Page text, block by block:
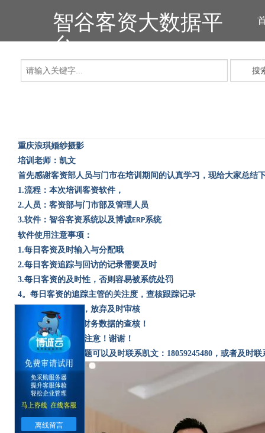
离线留言
智谷客资大数据平
台
搜
重庆浪琪婚纱摄影
培训老师：凯文
首先感谢客资部人员与门市在培训期间的认真学习，现给大家总结
1.流程：本次培训客资软件，
2. 人员：客资部与门市部及管理人员
3.软件：智谷客资系统以及博诚ERP系统
软件使用注意事项：
1.每日客资及时输入与分配哦
2.每日客资追踪与回访的记录需要及时
3.每日客资的及时性，否则容易被系统处罚
4。每日客资的追踪主管的关注度，查核跟踪记录
客资基金，成交，放弃及时审核
客资分析数据与财务数据的查核！
以上内容，请各位注意！谢谢！
日后软件有什么问题可以及时联系凯文： 18059245480 ，或者及时